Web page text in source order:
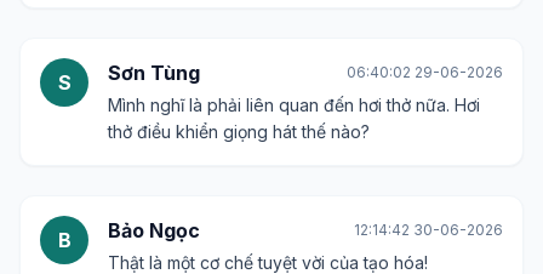
S Sơn Tùng 06:40:02 29-06-2026
Mình nghĩ là phải liên quan đến hơi thở nữa. Hơi
thở điều khiển giọng hát thế nào?
B Bảo Ngọc 12:14:42 30-06-2026
Thật là một cơ chế tuyệt vời của tạo hóa!